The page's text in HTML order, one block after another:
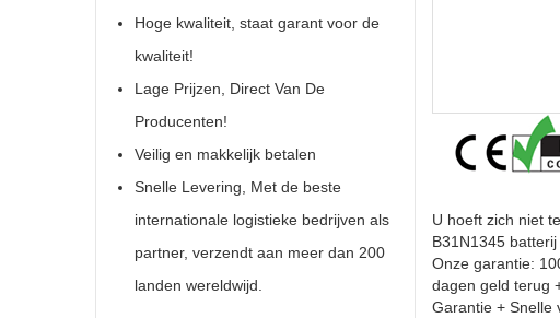
Hoge kwaliteit, staat garant voor de
kwaliteit!
Lage Prijzen, Direct Van De
Producenten!
Veilig en makkelijk betalen
Snelle Levering, Met de beste
internationale logistieke bedrijven als
partner, verzendt aan meer dan 200
landen wereldwijd.
U hoeft zich niet
B31N1345
Onze garantie:
dagen geld terug
Garantie + Snelle